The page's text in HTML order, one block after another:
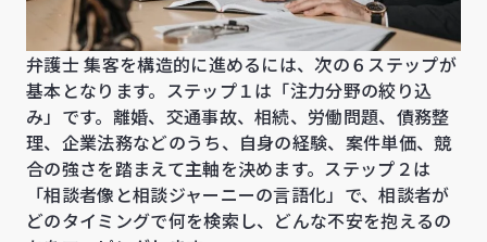
弁護士 集客を構造的に進めるには、次の６ステップが
基本となります。ステップ１は「注力分野の絞り込
み」です。離婚、交通事故、相続、労働問題、債務整
理、企業法務などのうち、自身の経験、案件単価、競
合の強さを踏まえて主軸を決めます。ステップ２は
「相談者像と相談ジャーニーの言語化」で、相談者が
どのタイミングで何を検索し、どんな不安を抱えるの